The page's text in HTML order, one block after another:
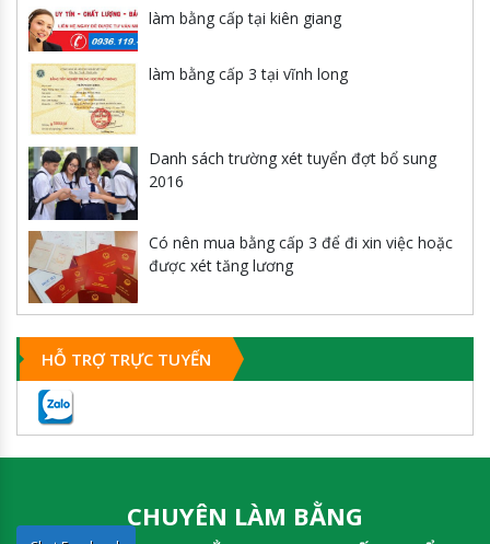
làm bằng cấp tại kiên giang
làm bằng cấp 3 tại vĩnh long
Danh sách trường xét tuyển đợt bổ sung
2016
Có nên mua bằng cấp 3 để đi xin việc hoặc
được xét tăng lương
HỖ TRỢ TRỰC TUYẾN
CHUYÊN LÀM BẰNG